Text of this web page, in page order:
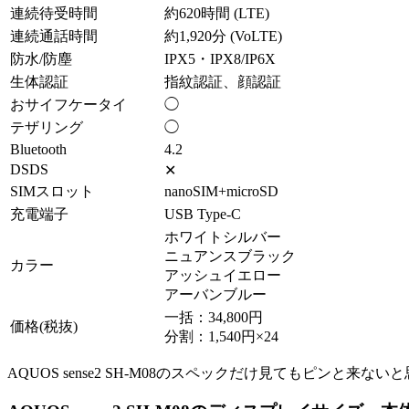
連続待受時間
約620時間 (LTE)
連続通話時間
約1,920分 (VoLTE)
防水/防塵
IPX5・IPX8/IP6X
生体認証
指紋認証、顔認証
おサイフケータイ
◯
テザリング
◯
Bluetooth
4.2
DSDS
✕
SIMスロット
nanoSIM+microSD
充電端子
USB Type-C
カラー
ホワイトシルバー
ニュアンスブラック
アッシュイエロー
アーバンブルー
価格(税抜)
一括：34,800円
分割：1,540円×24
AQUOS sense2 SH-M08のスペックだけ見てもピンと来ない